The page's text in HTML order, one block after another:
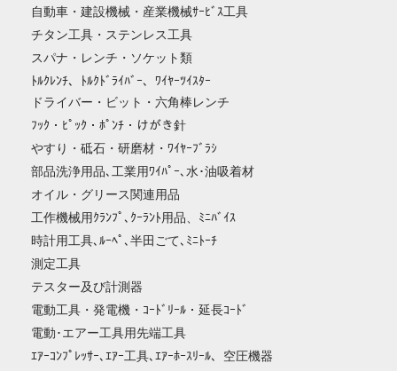
自動車・建設機械・産業機械ｻｰﾋﾞｽ工具
チタン工具・ステンレス工具
スパナ・レンチ・ソケット類
ﾄﾙｸﾚﾝﾁ、ﾄﾙｸﾄﾞﾗｲﾊﾞｰ、ﾜｲﾔｰﾂｲｽﾀｰ
ドライバー・ビット・六角棒レンチ
ﾌｯｸ・ﾋﾟｯｸ・ﾎﾟﾝﾁ・けがき針
やすり・砥石・研磨材・ﾜｲﾔｰﾌﾞﾗｼ
部品洗浄用品､工業用ﾜｲﾊﾟｰ､水･油吸着材
オイル・グリース関連用品
工作機械用ｸﾗﾝﾌﾟ､ｸｰﾗﾝﾄ用品、ﾐﾆﾊﾞｲｽ
時計用工具､ﾙｰﾍﾟ､半田ごて､ﾐﾆﾄｰﾁ
測定工具
テスター及び計測器
電動工具・発電機・ｺｰﾄﾞﾘｰﾙ・延長ｺｰﾄﾞ
電動･エアー工具用先端工具
ｴｱｰｺﾝﾌﾟﾚｯｻｰ､ｴｱｰ工具､ｴｱｰﾎｰｽﾘｰﾙ、空圧機器